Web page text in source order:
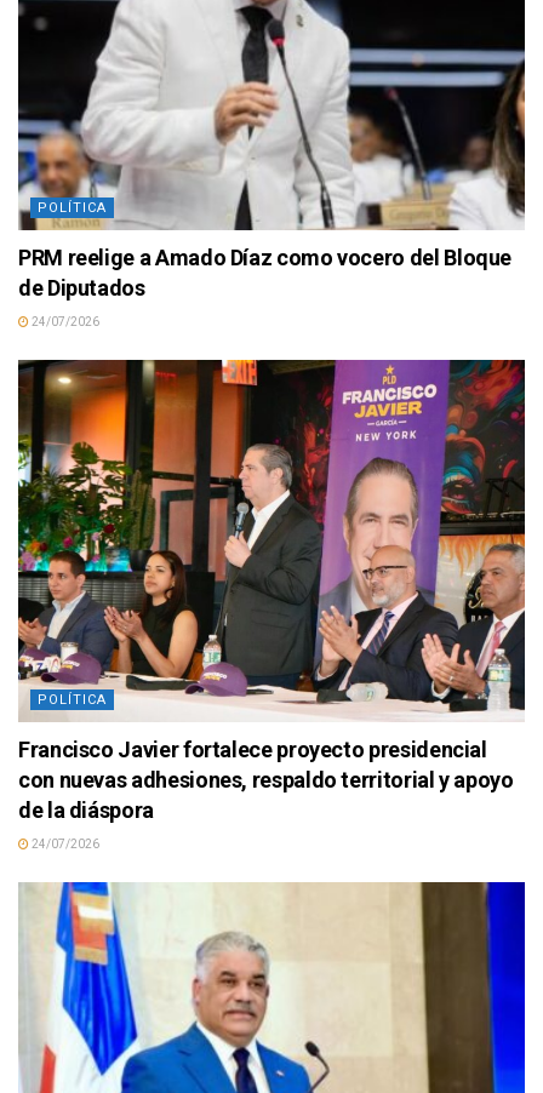
POLÍTICA
PRM reelige a Amado Díaz como vocero del Bloque
de Diputados
24/07/2026
POLÍTICA
Francisco Javier fortalece proyecto presidencial
con nuevas adhesiones, respaldo territorial y apoyo
de la diáspora
24/07/2026